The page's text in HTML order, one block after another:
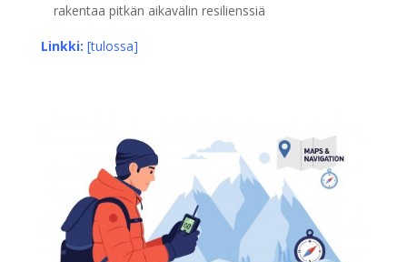
rakentaa pitkän aikavälin resilienssiä
Linkki: [tulossa]